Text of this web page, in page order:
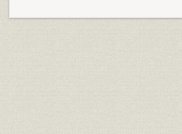
山田新
山田敏行
山本忠秀
山本種市